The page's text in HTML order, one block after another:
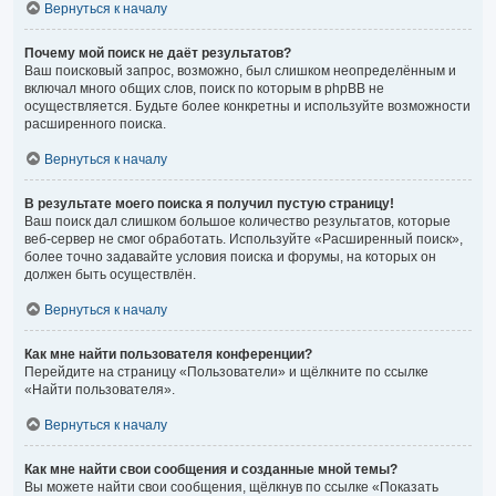
Вернуться к началу
Почему мой поиск не даёт результатов?
Ваш поисковый запрос, возможно, был слишком неопределённым и
включал много общих слов, поиск по которым в phpBB не
осуществляется. Будьте более конкретны и используйте возможности
расширенного поиска.
Вернуться к началу
В результате моего поиска я получил пустую страницу!
Ваш поиск дал слишком большое количество результатов, которые
веб-сервер не смог обработать. Используйте «Расширенный поиск»,
более точно задавайте условия поиска и форумы, на которых он
должен быть осуществлён.
Вернуться к началу
Как мне найти пользователя конференции?
Перейдите на страницу «Пользователи» и щёлкните по ссылке
«Найти пользователя».
Вернуться к началу
Как мне найти свои сообщения и созданные мной темы?
Вы можете найти свои сообщения, щёлкнув по ссылке «Показать